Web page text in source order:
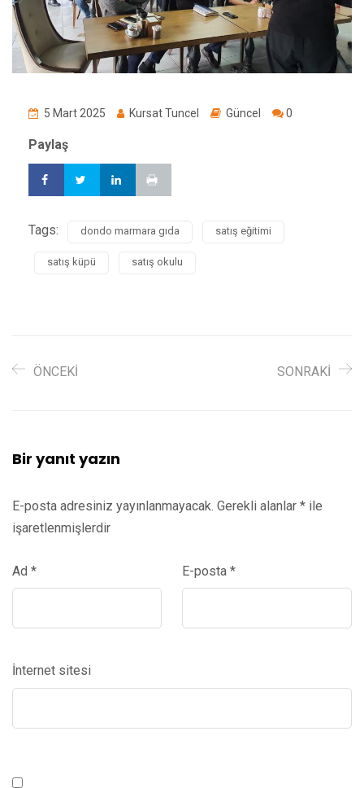
5 Mart 2025 Kursat Tuncel Güncel 0
Paylaş
Tags: dondo marmara gıda satış eğitimi
satış küpü satış okulu
ÖNCEKI SONRAKI
Bir yanıt yazın
E-posta adresiniz yayınlanmayacak. Gerekli alanlar * ile
işaretlenmişlerdir
Ad * E-posta *
İnternet sitesi